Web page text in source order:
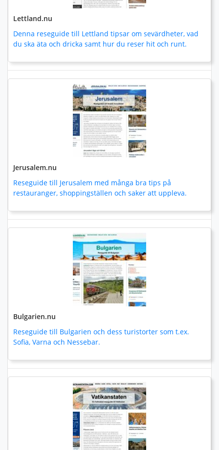
Lettland.nu
Denna reseguide till Lettland tipsar om sevärdheter, vad
du ska äta och dricka samt hur du reser hit och runt.
Jerusalem.nu
Reseguide till Jerusalem med många bra tips på
restauranger, shoppingställen och saker att uppleva.
Bulgarien.nu
Reseguide till Bulgarien och dess turistorter som t.ex.
Sofia, Varna och Nessebar.